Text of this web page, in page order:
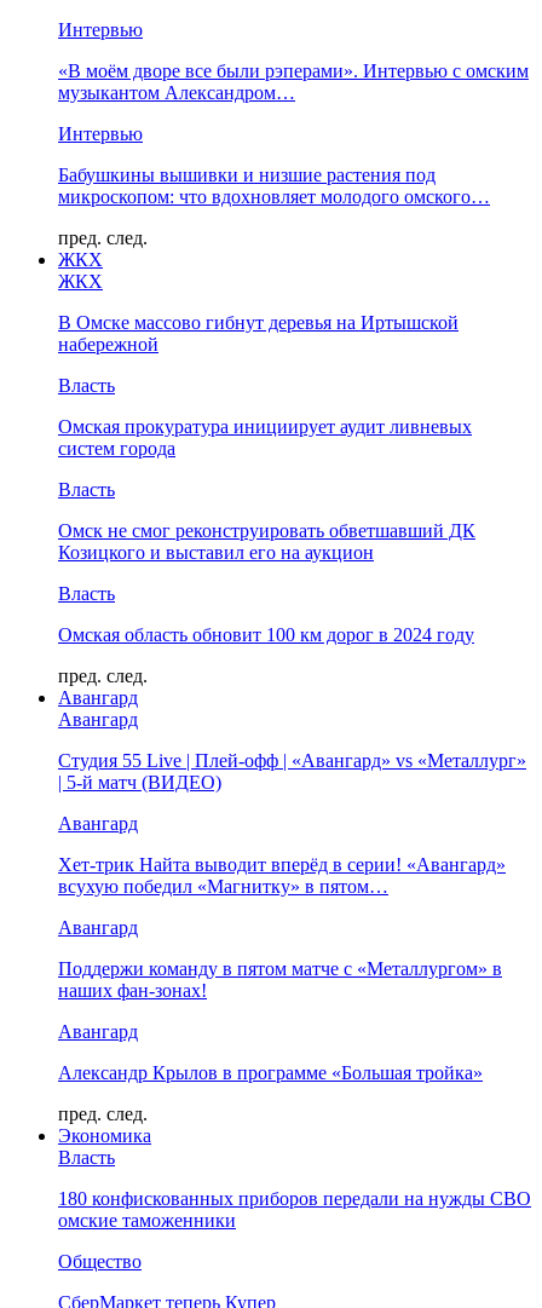
Интервью
«В моём дворе все были рэперами». Интервью с омским
музыкантом Александром…
Интервью
Бабушкины вышивки и низшие растения под
микроскопом: что вдохновляет молодого омского…
пред. след.
ЖКХ
ЖКХ
В Омске массово гибнут деревья на Иртышской
набережной
Власть
Омская прокуратура инициирует аудит ливневых
систем города
Власть
Омск не смог реконструировать обветшавший ДК
Козицкого и выставил его на аукцион
Власть
Омская область обновит 100 км дорог в 2024 году
пред. след.
Авангард
Авангард
Студия 55 Live | Плей-офф | «Авангард» vs «Металлург»
| 5-й матч (ВИДЕО)
Авангард
Хет-трик Найта выводит вперёд в серии! «Авангард»
всухую победил «Магнитку» в пятом…
Авангард
Поддержи команду в пятом матче с «Металлургом» в
наших фан-зонах!
Авангард
Александр Крылов в программе «Большая тройка»
пред. след.
Экономика
Власть
180 конфискованных приборов передали на нужды СВО
омские таможенники
Общество
СберМаркет теперь Купер